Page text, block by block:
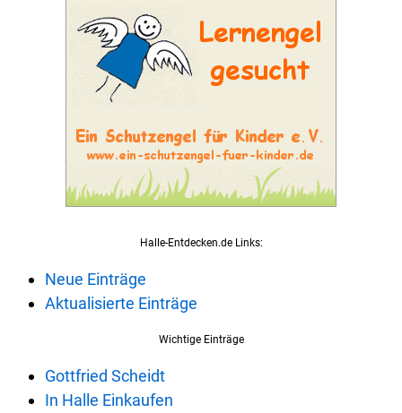
Halle-Entdecken.de Links:
Neue Einträge
Aktualisierte Einträge
Wichtige Einträge
Gottfried Scheidt
In Halle Einkaufen